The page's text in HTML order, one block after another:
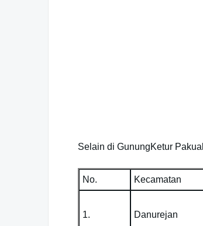
Selain di GunungKetur
No. Kecamatan
1. Danurejan